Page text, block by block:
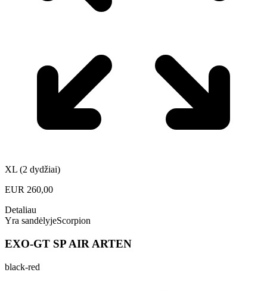
XL (2 dydžiai)
EUR 260,00
Detaliau
Yra sandėlyjeScorpion
EXO-GT SP AIR ARTEN
black-red